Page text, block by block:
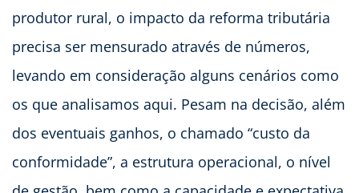
produtor rural, o impacto da reforma tributária
precisa ser mensurado através de números,
levando em consideração alguns cenários como
os que analisamos aqui. Pesam na decisão, além
dos eventuais ganhos, o chamado “custo da
conformidade”, a estrutura operacional, o nível